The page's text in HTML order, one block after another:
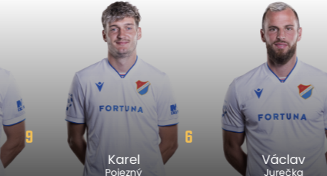
6 15
Václav
Jurečka
Marek
Havran